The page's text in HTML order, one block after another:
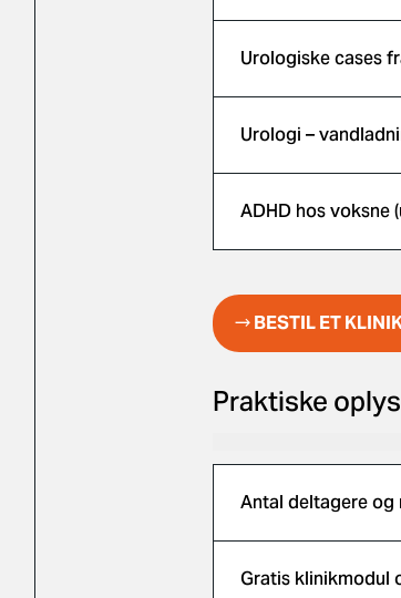
Urologiske cases
Urologi –
ADHD hos voksne
→ BESTIL ET
Praktiske
Antal deltagere og
Gratis klinikmodul